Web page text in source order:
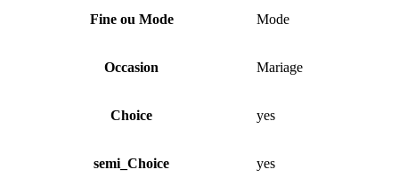
Fine ou Mode Mode
Occasion Mariage
Choice yes
semi_Choice yes